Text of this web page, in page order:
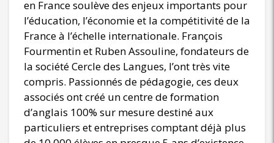
en France soulève des enjeux importants pour
l’éducation, l’économie et la compétitivité de la
France à l’échelle internationale. François
Fourmentin et Ruben Assouline, fondateurs de
la société Cercle des Langues, l’ont très vite
compris. Passionnés de pédagogie, ces deux
associés ont créé un centre de formation
d’anglais 100% sur mesure destiné aux
particuliers et entreprises comptant déjà plus